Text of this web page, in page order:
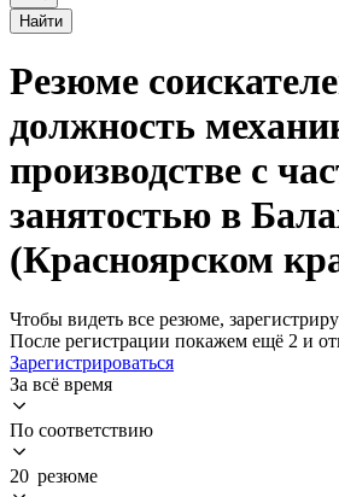
Найти
Резюме
должность
производстве с
занятостью в
(Красноярском
Чтобы видеть все резюме,
После регистрации покажем ещё 2 и
Зарегистрироваться
За всё время
По соответствию
20 резюме